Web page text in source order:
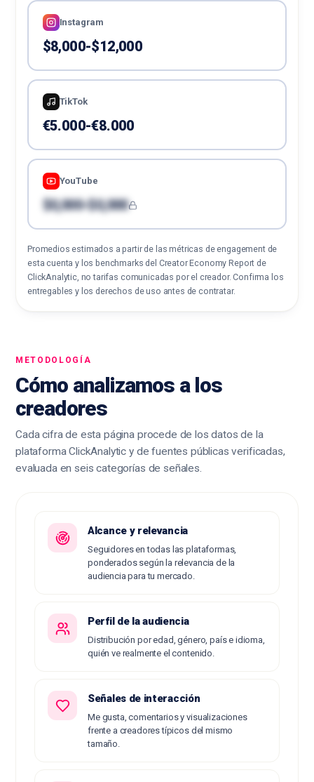
Instagram
$8,000-$12,000
TikTok
€5.000-€8.000
YouTube
$0,000-$0,000
Promedios estimados a partir de las métricas de engagement de
esta cuenta y los benchmarks del Creator Economy Report de
ClickAnalytic, no tarifas comunicadas por el creador. Confirma los
entregables y los derechos de uso antes de contratar.
METODOLOGÍA
Cómo analizamos a los
creadores
Cada cifra de esta página procede de los datos de la
plataforma ClickAnalytic y de fuentes públicas verificadas,
evaluada en seis categorías de señales.
Alcance y relevancia
Seguidores en todas las plataformas,
ponderados según la relevancia de la
audiencia para tu mercado.
Perfil de la audiencia
Distribución por edad, género, país e idioma,
quién ve realmente el contenido.
Señales de interacción
Me gusta, comentarios y visualizaciones
frente a creadores típicos del mismo
tamaño.